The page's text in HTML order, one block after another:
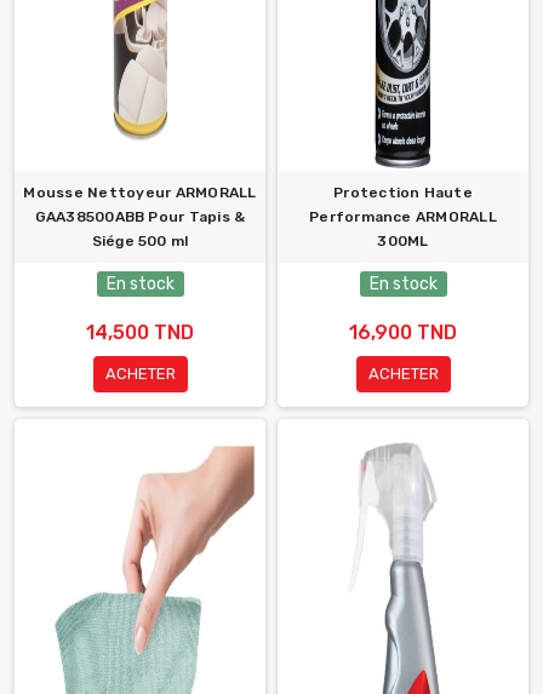
Mousse Nettoyeur ARMORALL
GAA38500ABB Pour Tapis &
Siége 500 ml
En stock
14,500 TND
ACHETER
Protection Haute
Performance ARMORALL
300ML
En stock
16,900 TND
ACHETER